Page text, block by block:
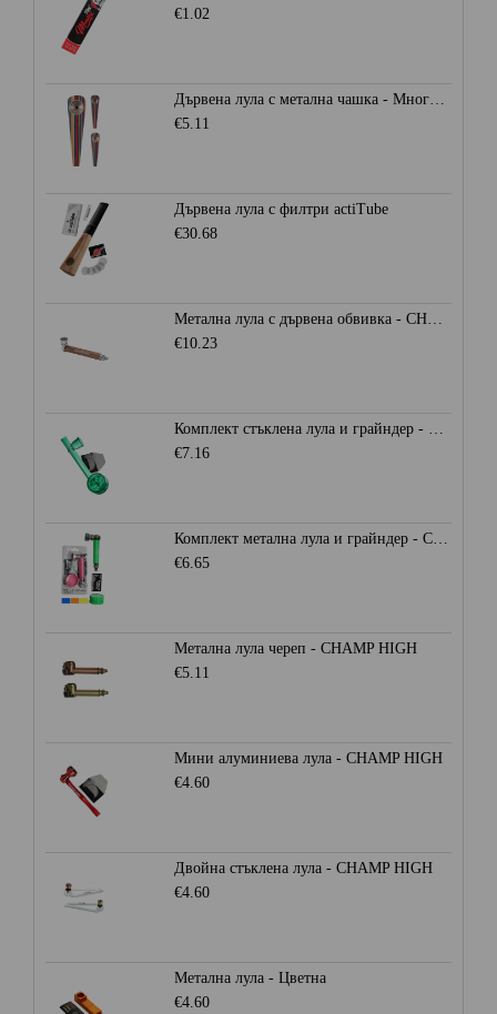
€1.02
Дървена лула с метална чашка - Многоцветна
€5.11
Дървена лула с филтри actiTube
€30.68
Метална лула с дървена обвивка - CHAMP HIGH
€10.23
Комплект стъклена лула и грайндер - CHAMP HIGH
€7.16
Комплект метална лула и грайндер - CHAMP HIGH
€6.65
Метална лула череп - CHAMP HIGH
€5.11
Мини алуминиева лула - CHAMP HIGH
€4.60
Двойна стъклена лула - CHAMP HIGH
€4.60
Метална лула - Цветна
€4.60